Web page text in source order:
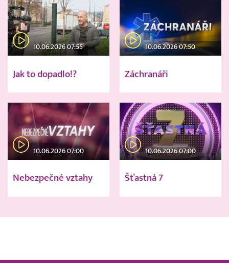
10.06.2026 07:55
Jak to dopadlo!?
10.06.2026 07:50
Záchranáři
10.06.2026 07:00
Nebezpečné vztahy
10.06.2026 07:00
Šťastná 7